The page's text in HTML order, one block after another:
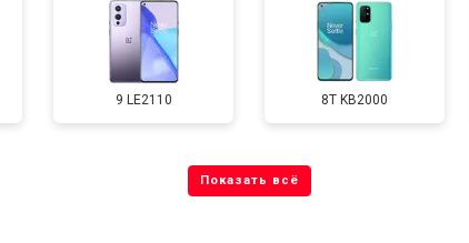
от 60 мин
9 LE2110 8T KB2000